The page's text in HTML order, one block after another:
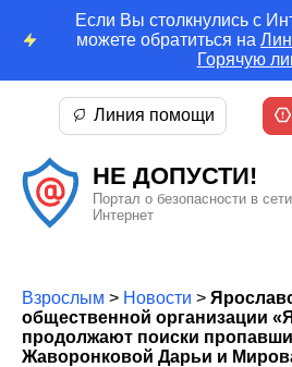
Если Вы столкнулись с
можете обратиться на
Горячую
НЕ ДОПУСТИ!
Портал о безопасности в сети
Интернет
Линия помощи
Взрослым > Новости >
общественной организации
продолжают поиски
Жаворонковой Дарьи и